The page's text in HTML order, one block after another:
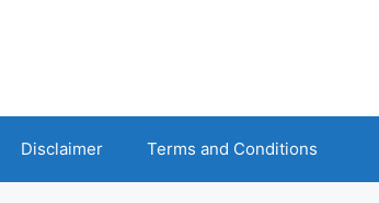
Disclaimer Terms and Conditions